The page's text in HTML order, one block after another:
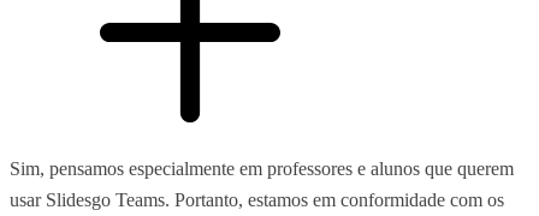
Sim, pensamos especialmente em professores e alunos que querem
usar Slidesgo Teams. Portanto, estamos em conformidade com os